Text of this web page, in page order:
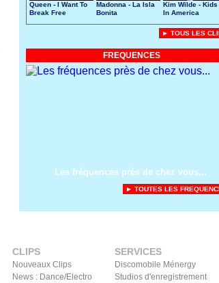
Queen - I Want To
Break Free
Madonna - La Isla
Bonita
Kim Wilde - Kids
In America
► TOUS LES
FREQUENCES
Les fréquences près de chez vous...
► TOUTES LES
CLIPS
Nouveaux Clips
News : Dance/Electro
SERVICES
Discomobile Ménergy
Studios d'enregistrement